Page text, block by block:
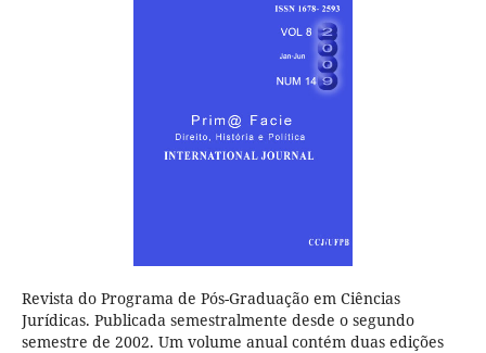
Revista do Programa de Pós-Graduação em Ciências
Jurídicas. Publicada semestralmente desde o segundo
semestre de 2002. Um volume anual contém duas edições